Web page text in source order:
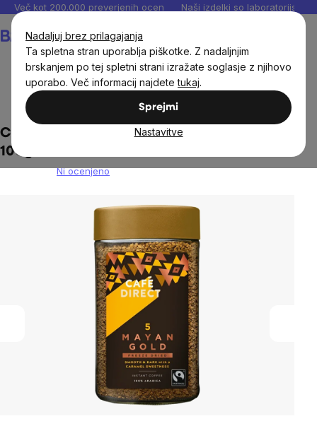
Nadaljuj brez prilagajanja
Ta spletna stran uporablja piškotke. Z nadaljnjim
brskanjem po tej spletni strani izražate soglasje z njihovo
uporabo. Več informacij najdetetukaj.
Sprejmi
Nastavitve
Preskoči
vsebino
Več kot 200.000 preverjenih ocen Naši izdelki so laboratorijsko
Kava
Cafédirect - instant kava Mayan Gold,
100g
Ni ocenjeno